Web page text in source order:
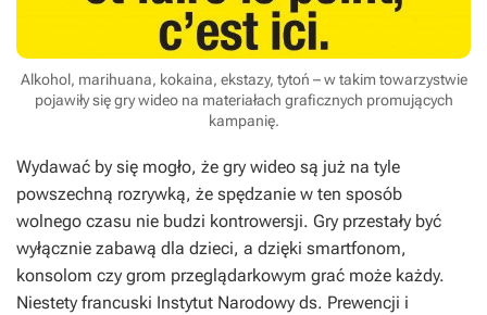
Alkohol, marihuana, kokaina, ekstazy, tytoń – w takim towarzystwie
pojawiły się gry wideo na materiałach graficznych promujących
kampanię.
Wydawać by się mogło, że gry wideo są już na tyle
powszechną rozrywką, że spędzanie w ten sposób
wolnego czasu nie budzi kontrowersji. Gry przestały być
wyłącznie zabawą dla dzieci, a dzięki smartfonom,
konsolom czy grom przeglądarkowym grać może każdy.
Niestety francuski Instytut Narodowy ds. Prewencji i